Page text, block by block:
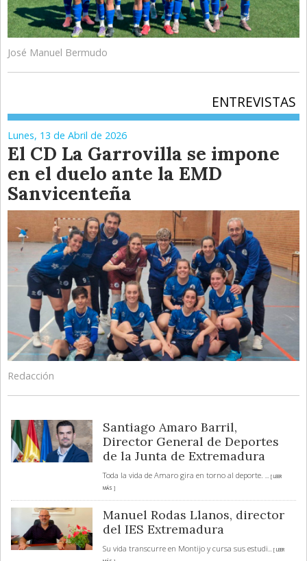
José Manuel Bermudo
ENTREVISTAS
Lunes, 13 de Abril de 2026
El CD La Garrovilla se impone
en el duelo ante la EMD
Sanvicenteña
Redacción
Santiago Amaro Barril,
Director General de Deportes
de la Junta de Extremadura
Toda la vida de Amaro gira en torno al deporte. ... [ LEER
MÁS ]
Manuel Rodas Llanos, director
del IES Extremadura
Su vida transcurre en Montijo y cursa sus estudi... [ LEER